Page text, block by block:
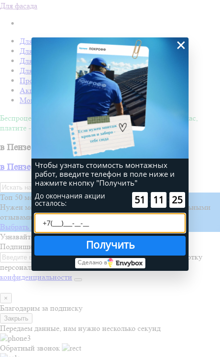
Для фасада
Для кровли
Для забора
Для фасада
Для дачи
Производство Покрофф
Акции
Монтаж
Беспроцентная рассрочка на 4 месяца. Покупайте - сейчас,
платите - потом!
в Пензе
в Пензе
Искать
Топ 50 монтажных бригад
Нужен монтаж? Выберите проверенную бригаду с реальными
отзывами и проектами
Выбрать бригаду
Узнавайте первыми о новинках, акциях и распродажах
Подпишитесь на рассылку
Я даю согласие на обработку
персональных данных и соглашаюсь сполитикой
конфиденциальности
×
Благодарим за подписку
Закрыть
Передаем данные, нам нужно несколько секунд
Обратный звонок
×
Чтобы узнать стоимость монтажных
работ, введите телефон в поле ниже и
нажмите кнопку "Получить"
До окончания акции
осталось: 51 11 25
Получить
Сделано в